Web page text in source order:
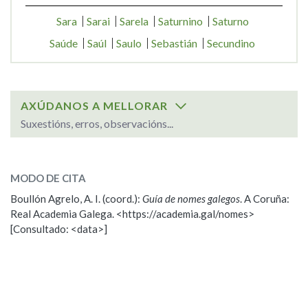
Sara Sarai Sarela Saturnino
Saturno
Saúde
Saúl Saulo Sebastián Secundino
AXÚDANOS A MELLORAR
Suxestións, erros, observacións...
Saudade
ESCOLLE UNHA OPCIÓN:
Observación
MODO DE CITA
Boullón Agrelo, A. I. (coord.): Guía de nomes galegos. A Coruña:
Real Academia Galega. <https://academia.gal/nomes>
[Consultado: <data>]